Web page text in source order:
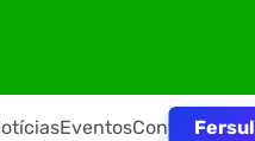
EventosContatoFersul